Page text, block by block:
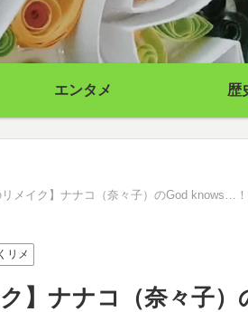
エンタメ 歴
リメイク】ナナコ（奈々子）のGod knows…
リメ
】ナナコ（奈々子）